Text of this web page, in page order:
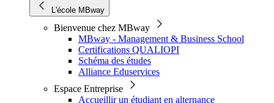
L'école MBway
Bienvenue chez MBway
MBway - Management & Business School
Certifications QUALIOPI
Schéma des études
Alliance Eduservices
Espace Entreprise
Accueillir un étudiant en alternance